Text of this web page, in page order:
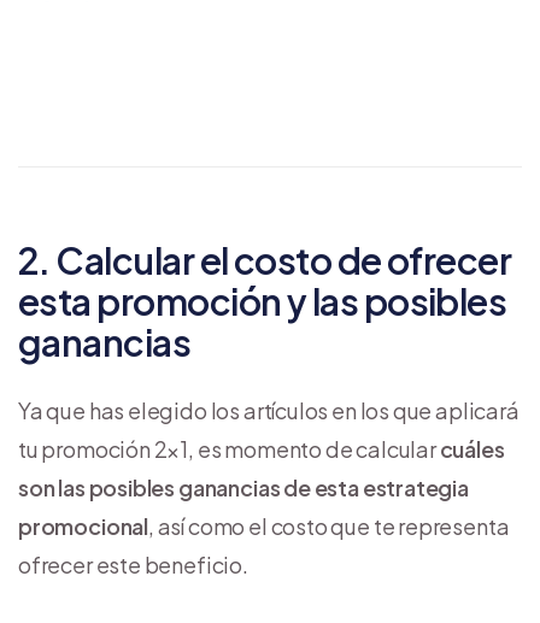
2. Calcular el costo de ofrecer
esta promoción y las posibles
ganancias
Ya que has elegido los artículos en los que aplicará
tu promoción 2×1, es momento de calcularcuáles
son las posibles ganancias de esta estrategia
promocional , así como el costo que te representa
ofrecer este beneficio.